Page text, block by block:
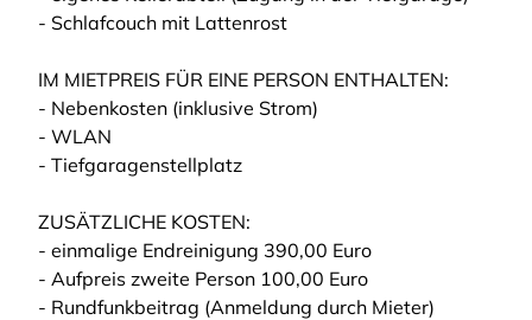
- Schlafcouch mit Lattenrost
IM MIETPREIS FÜR EINE PERSON ENTHALTEN:
- Nebenkosten (inklusive Strom)
- WLAN
- Tiefgaragenstellplatz
ZUSÄTZLICHE KOSTEN:
- einmalige Endreinigung 390,00 Euro
- Aufpreis zweite Person 100,00 Euro
- Rundfunkbeitrag (Anmeldung durch Mieter)